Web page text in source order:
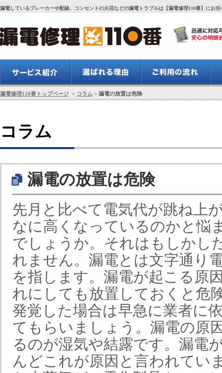
漏電しているブレーカーや配線、コンセントの火花などの漏電トラブルは【漏電修理110番】にお任
漏電修理110番トップページ > コラム > 漏電の放置は危険
コラム
漏電の放置は危険
先月と比べて電気代が跳ね上
なに高くなっているのかと悩
でしょうか。それはもしかし
れません。漏電とは文字通り
を指します。漏電が起こる原
れにしても放置しておくと危
発覚した場合は早急に業者に
てもらいましょう。漏電の原
るのが湿気や結露です。漏電
んどこれが原因と言われてい